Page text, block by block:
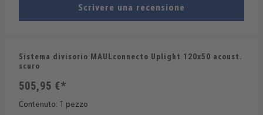
Scrivere una recensione
Sistema divisorio MAULconnecto Uplight 120x50 acoust.
scuro
505,95 €*
Contenuto: 1 pezzo